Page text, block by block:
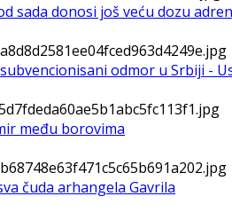
sada donosi još veću dozu
odmor u Srbiji -
među borovima
čuda arhangela Gavrila